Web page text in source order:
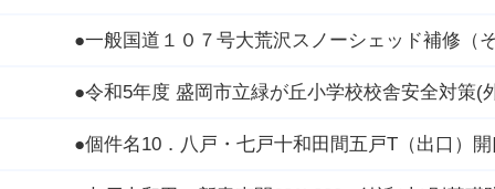
●一般国道１０７号大荒沢スノーシェッド補修（
●令和5年度 盛岡市立緑が丘小学校校舎安全対策(
●個件名10．八戸・七戸十和田間五戸T（出口）